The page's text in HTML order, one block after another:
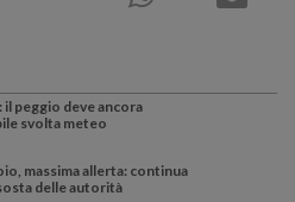
peggio deve ancora
svolta meteo
massima allerta: continua
delle autorità